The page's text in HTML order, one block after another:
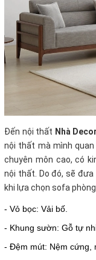
Đến nội thất Nhà
nội thất mà mình
chuyên môn cao, có
nội thất. Do đó, sẽ đưa
khi lựa chọn sofa phòng
- Vỏ bọc: Vải bố.
- Khung sườn: Gỗ tự
- Đệm mút: Nệm cứng,